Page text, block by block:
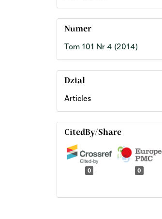
Numer
Tom 101 Nr 4 (2014)
Dział
Articles
CitedBy/Share
0 0